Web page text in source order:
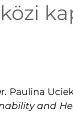
Paulina
and